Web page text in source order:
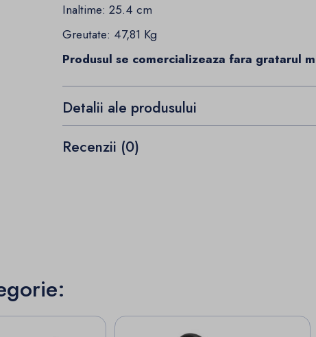
Inaltime: 25.4 cm
Greutate: 47,81 Kg
Produsul se comercializeaza fara gratarul
Detalii ale produsului
Recenzii (0)